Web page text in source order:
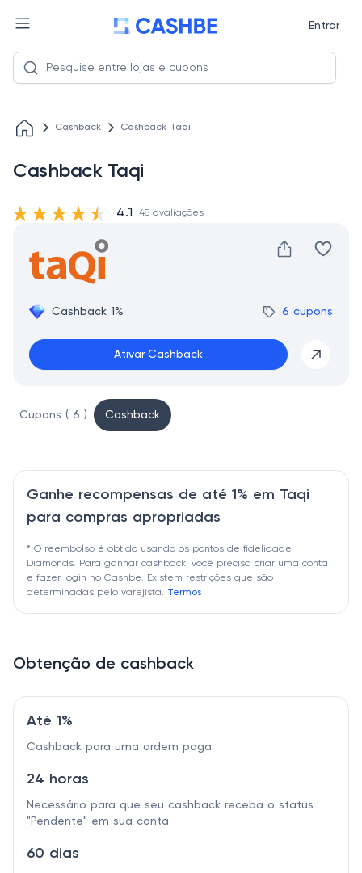
Entrar
Cashback Cashback Taqi
Cashback Taqi
Cashback 1% 6 cupons
Ativar Cashback
4.1 48 avaliações
Cupons ( 6 ) Cashback
Ganhe recompensas de até 1% em Taqi
para compras apropriadas
* O reembolso é obtido usando os pontos de fidelidade
Diamonds. Para ganhar cashback, você precisa criar uma conta
e fazer login no Cashbe. Existem restrições que são
determinadas pelo varejista. Termos
Obtenção de cashback
Até 1%
Cashback para uma ordem paga
24 horas
Necessário para que seu cashback receba o status
"Pendente" em sua conta
60 dias